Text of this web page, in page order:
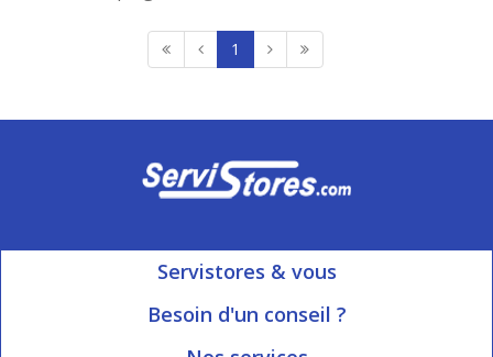
1
Servistores & vous
Mon compte
Besoin d'un conseil ?
Ouvert du Lundi au Vendredi